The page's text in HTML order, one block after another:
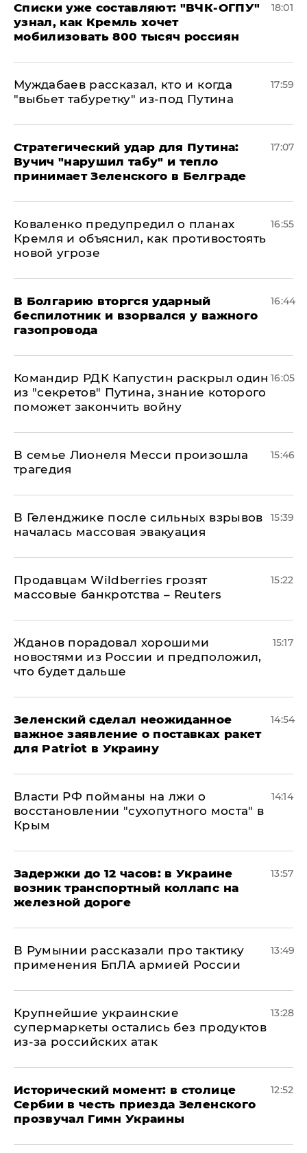
Списки уже составляют: "ВЧК-ОГПУ"
узнал, как Кремль хочет
мобилизовать 800 тысяч россиян
18:01
Муждабаев рассказал, кто и когда
"выбьет табуретку" из-под Путина
17:59
Стратегический удар для Путина:
Вучич "нарушил табу" и тепло
принимает Зеленского в Белграде
17:07
Коваленко предупредил о планах
Кремля и объяснил, как противостоять
новой угрозе
16:55
В Болгарию вторгся ударный
беспилотник и взорвался у важного
газопровода
16:44
Командир РДК Капустин раскрыл один
из "секретов" Путина, знание которого
поможет закончить войну
16:05
В семье Лионеля Месси произошла
трагедия
15:46
В Геленджике после сильных взрывов
началась массовая эвакуация
15:39
Продавцам Wildberries грозят
массовые банкротства – Reuters
15:22
Жданов порадовал хорошими
новостями из России и предположил,
что будет дальше
15:17
Зеленский сделал неожиданное
важное заявление о поставках ракет
для Patriot в Украину
14:54
Власти РФ пойманы на лжи о
восстановлении "сухопутного моста" в
Крым
14:14
Задержки до 12 часов: в Украине
возник транспортный коллапс на
железной дороге
13:57
В Румынии рассказали про тактику
применения БпЛА армией России
13:49
Крупнейшие украинские
супермаркеты остались без продуктов
из-за российских атак
13:28
Исторический момент: в столице
Сербии в честь приезда Зеленского
прозвучал Гимн Украины
12:52